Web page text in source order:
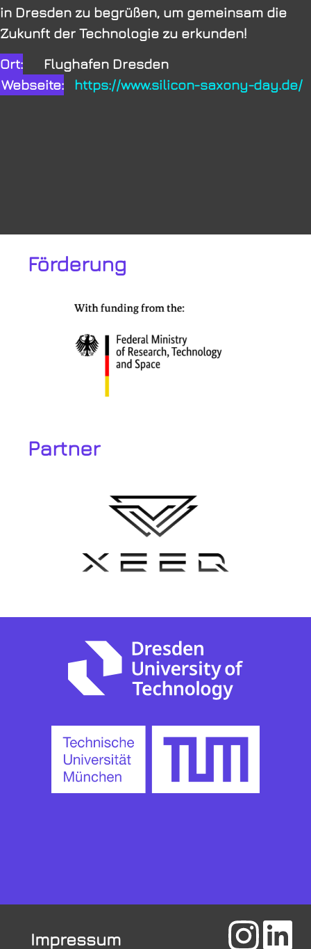
in Dresden zu begrüßen, um gemeinsam die
Zukunft der Technologie zu erkunden!
Ort: Flughafen Dresden
Webseite:
https://www.silicon-saxony-day.de/
Partner
Förderung
Impressum